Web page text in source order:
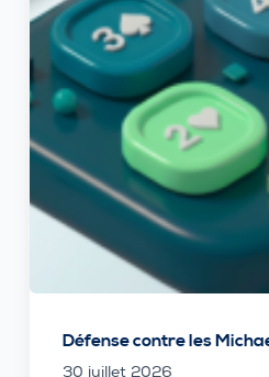
Défense contre les
30 juillet 2026